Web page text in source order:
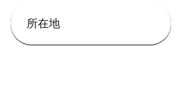
所在地